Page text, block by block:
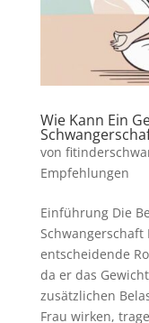
Wie Kann Ein
von
Empfehlungen
Einführung Die
Schwangerschaft
entscheidende
da er das
zusätzlichen
Frau wirken,